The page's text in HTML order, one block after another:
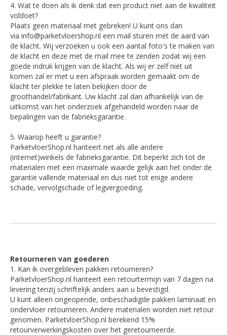
4. Wat te doen als ik denk dat een product niet aan de kwaliteit
voldoet?
Plaats geen materiaal met gebreken! U kunt ons dan
via info@parketvloershop.nl een mail sturen met de aard van
de klacht. Wij verzoeken u ook een aantal foto's te maken van
de klacht en deze met de mail mee te zenden zodat wij een
goede indruk krijgen van de klacht. Als wij er zelf niet uit
komen zal er met u een afspraak worden gemaakt om de
klacht ter plekke te laten bekijken door de
groothandel/fabrikant. Uw klacht zal dan afhankelijk van de
uitkomst van het onderzoek afgehandeld worden naar de
bepalingen van de fabrieksgarantie.
5. Waarop heeft u garantie?
ParketvloerShop.nl hanteert net als alle andere
(internet)winkels de fabrieksgarantie. Dit beperkt zich tot de
materialen met een maximale waarde gelijk aan het onder de
garantie vallende materiaal en dus niet tot enige andere
schade, vervolgschade of legvergoeding.
Retourneren van goederen
1. Kan ik overgebleven pakken retourneren?
ParketvloerShop.nl hanteert een retourtermijn van 7 dagen na
levering tenzij schriftelijk anders aan u bevestigd.
U kunt alleen ongeopende, onbeschadigde pakken laminaat en
ondervloer retourneren. Andere materialen worden niet retour
genomen. ParketvloerShop.nl berekend 15%
retourverwerkingskosten over het geretourneerde.